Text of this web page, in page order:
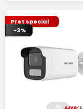
Pret special
-3%